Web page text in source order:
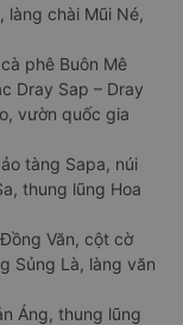
làng chài Mũi Né,
phê Buôn Mê
Dray Sap – Dray
vườn quốc gia
tàng Sapa, núi
thung lũng Hoa
Văn, cột cờ
Sủng Là, làng văn
Áng, thung lũng